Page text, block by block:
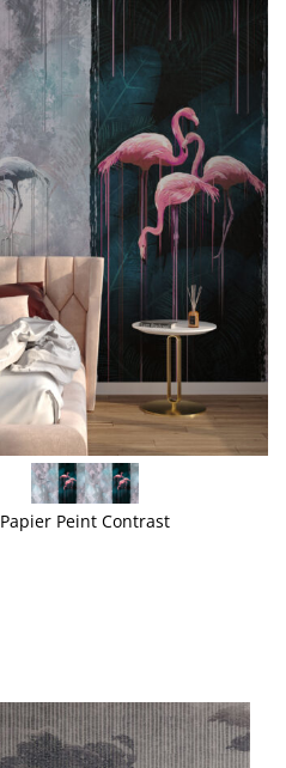
Papier Peint Contrast